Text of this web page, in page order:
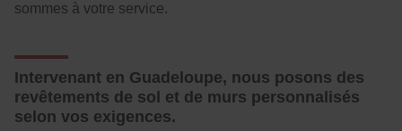
sommes à votre service.
Intervenant en Guadeloupe, nous posons des
revêtements de sol et de murs personnalisés
selon vos exigences.